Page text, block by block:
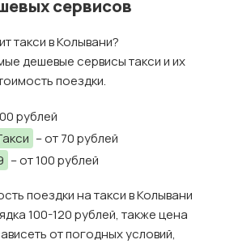
сервисов
такси в Колывани?
дешевые сервисы такси и их
поездки.
рублей
– от 70 рублей
– от 100 рублей
поездки на такси в Колывани
100-120 рублей, также цена
от погодных условий,